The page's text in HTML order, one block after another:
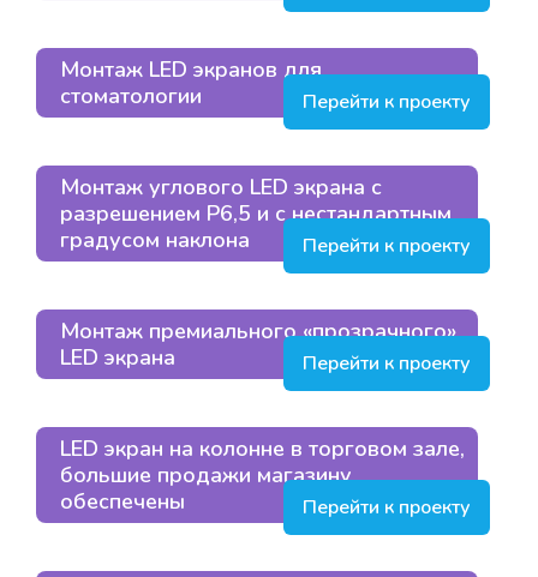
Монтаж LED экранов для
стоматологии
Перейти к проекту
Монтаж углового LED экрана с
разрешением Р6,5 и с нестандартным
градусом наклона
Перейти к проекту
Монтаж премиального «прозрачного»
LED экрана
Перейти к проекту
LED экран на колонне в торговом зале,
большие продажи магазину
обеспечены
Перейти к проекту